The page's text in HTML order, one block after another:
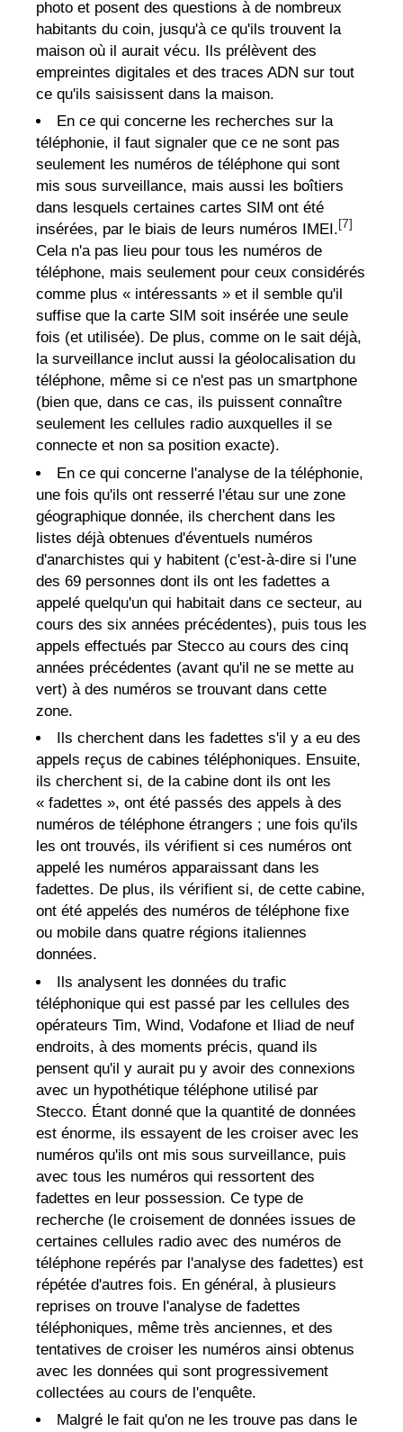
photo et posent des questions à de nombreux
habitants du coin, jusqu'à ce qu'ils trouvent la
maison où il aurait vécu. Ils prélèvent des
empreintes digitales et des traces ADN sur tout
ce qu'ils saisissent dans la maison.
En ce qui concerne les recherches sur la
téléphonie, il faut signaler que ce ne sont pas
seulement les numéros de téléphone qui sont
mis sous surveillance, mais aussi les boîtiers
dans lesquels certaines cartes SIM ont été
insérées, par le biais de leurs numéros IMEI.[7]
Cela n'a pas lieu pour tous les numéros de
téléphone, mais seulement pour ceux considérés
comme plus « intéressants » et il semble qu'il
suffise que la carte SIM soit insérée une seule
fois (et utilisée). De plus, comme on le sait déjà,
la surveillance inclut aussi la géolocalisation du
téléphone, même si ce n'est pas un smartphone
(bien que, dans ce cas, ils puissent connaître
seulement les cellules radio auxquelles il se
connecte et non sa position exacte).
En ce qui concerne l'analyse de la téléphonie,
une fois qu'ils ont resserré l'étau sur une zone
géographique donnée, ils cherchent dans les
listes déjà obtenues d'éventuels numéros
d'anarchistes qui y habitent (c'est-à-dire si l'une
des 69 personnes dont ils ont les fadettes a
appelé quelqu'un qui habitait dans ce secteur, au
cours des six années précédentes), puis tous les
appels effectués par Stecco au cours des cinq
années précédentes (avant qu'il ne se mette au
vert) à des numéros se trouvant dans cette
zone.
Ils cherchent dans les fadettes s'il y a eu des
appels reçus de cabines téléphoniques. Ensuite,
ils cherchent si, de la cabine dont ils ont les
« fadettes », ont été passés des appels à des
numéros de téléphone étrangers ; une fois qu'ils
les ont trouvés, ils vérifient si ces numéros ont
appelé les numéros apparaissant dans les
fadettes. De plus, ils vérifient si, de cette cabine,
ont été appelés des numéros de téléphone fixe
ou mobile dans quatre régions italiennes
données.
Ils analysent les données du trafic
téléphonique qui est passé par les cellules des
opérateurs Tim, Wind, Vodafone et Iliad de neuf
endroits, à des moments précis, quand ils
pensent qu'il y aurait pu y avoir des connexions
avec un hypothétique téléphone utilisé par
Stecco. Étant donné que la quantité de données
est énorme, ils essayent de les croiser avec les
numéros qu'ils ont mis sous surveillance, puis
avec tous les numéros qui ressortent des
fadettes en leur possession. Ce type de
recherche (le croisement de données issues de
certaines cellules radio avec des numéros de
téléphone repérés par l'analyse des fadettes) est
répétée d'autres fois. En général, à plusieurs
reprises on trouve l'analyse de fadettes
téléphoniques, même très anciennes, et des
tentatives de croiser les numéros ainsi obtenus
avec les données qui sont progressivement
collectées au cours de l'enquête.
Malgré le fait qu'on ne les trouve pas dans le